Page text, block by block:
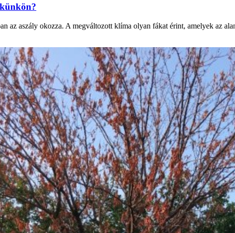
az aszály okozza. A megváltozott klíma olyan fákat érint, amelyek az